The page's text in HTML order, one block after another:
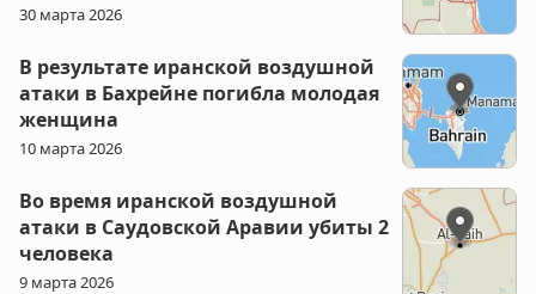
30 марта 2026
В результате иранской воздушной
атаки в Бахрейне погибла молодая
женщина
10 марта 2026
Во время иранской воздушной
атаки в Саудовской Аравии убиты 2
человека
9 марта 2026